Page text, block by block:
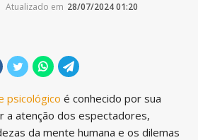
Atualizado em 28/07/2024 01:20
psicológico é conhecido por sua
a atenção dos espectadores,
da mente humana e os dilemas